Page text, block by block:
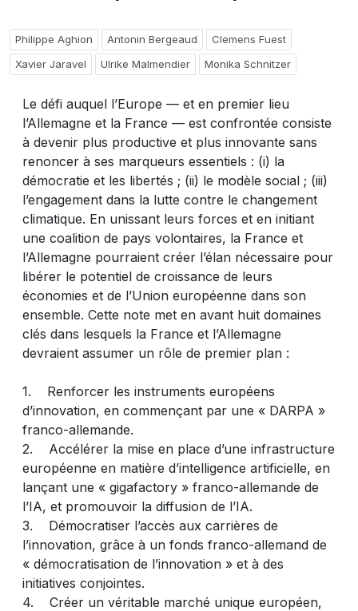
Philippe Aghion Antonin Bergeaud
Clemens Fuest
Xavier Jaravel
Ulrike Malmendier Monika Schnitzer
Le défi auquel l’Europe — et en premier lieu
l’Allemagne et la France — est confrontée consiste
à devenir plus productive et plus innovante sans
renoncer à ses marqueurs essentiels : (i) la
démocratie et les libertés ; (ii) le modèle social ; (iii)
l’engagement dans la lutte contre le changement
climatique. En unissant leurs forces et en initiant
une coalition de pays volontaires, la France et
l’Allemagne pourraient créer l’élan nécessaire pour
libérer le potentiel de croissance de leurs
économies et de l’Union européenne dans son
ensemble. Cette note met en avant huit domaines
clés dans lesquels la France et l’Allemagne
devraient assumer un rôle de premier plan :
1. Renforcer les instruments européens
d’innovation, en commençant par une « DARPA »
franco-allemande.
2. Accélérer la mise en place d’une infrastructure
européenne en matière d’intelligence artificielle, en
lançant une « gigafactory » franco-allemande de
l’IA, et promouvoir la diffusion de l’IA.
3. Démocratiser l’accès aux carrières de
l’innovation, grâce à un fonds franco-allemand de
« démocratisation de l’innovation » et à des
initiatives conjointes.
4. Créer un véritable marché unique européen,